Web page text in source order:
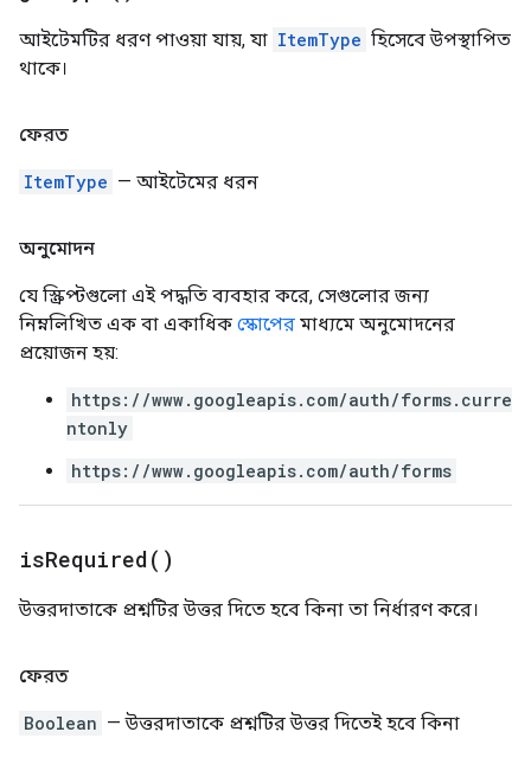
আইটেমটির ধরণ পাওয়া যায়, যা ItemType হিসেবে উপস্থাপিত
থাকে।
ফেরত
ItemType — আইটেমের ধরন
অনুমোদন
যে স্ক্রিপ্টগুলো এই পদ্ধতি ব্যবহার করে, সেগুলোর জন্য
নিম্নলিখিত এক বা একাধিক স্কোপের মাধ্যমে অনুমোদনের
প্রয়োজন হয়:
https://www.googleapis.com/auth/forms.curre
ntonly
https://www.googleapis.com/auth/forms
isRequired( )
উত্তরদাতাকে প্রশ্নটির উত্তর দিতে হবে কিনা তা নির্ধারণ করে।
ফেরত
Boolean — উত্তরদাতাকে প্রশ্নটির উত্তর দিতেই হবে কিনা